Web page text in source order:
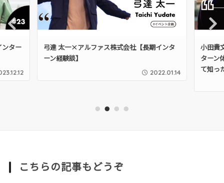
vio
us
ター
弓達 太一×アルファス株式会社【長期インタ
ーン経験談】
2022.01.14
小田貴
ターン
て知っ
t
1 2 3 4
こちらの記事もどうぞ